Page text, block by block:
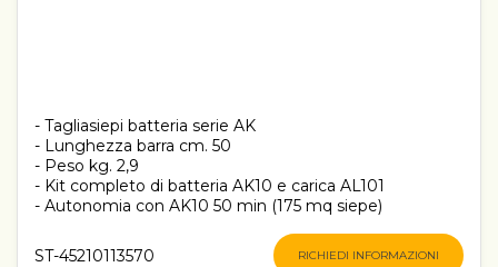
- Tagliasiepi batteria serie AK
- Lunghezza barra cm. 50
- Peso kg. 2,9
- Kit completo di batteria AK10 e carica AL101
- Autonomia con AK10 50 min (175 mq siepe)
ST-45210113570 RICHIEDI INFORMAZIONI